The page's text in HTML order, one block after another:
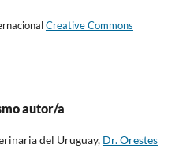
Creative Commons
autor/a
del Uruguay, Dr. Orestes